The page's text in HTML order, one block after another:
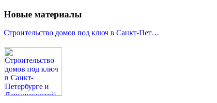
Новые материалы
Строительство домов под ключ в Санкт-Пет…